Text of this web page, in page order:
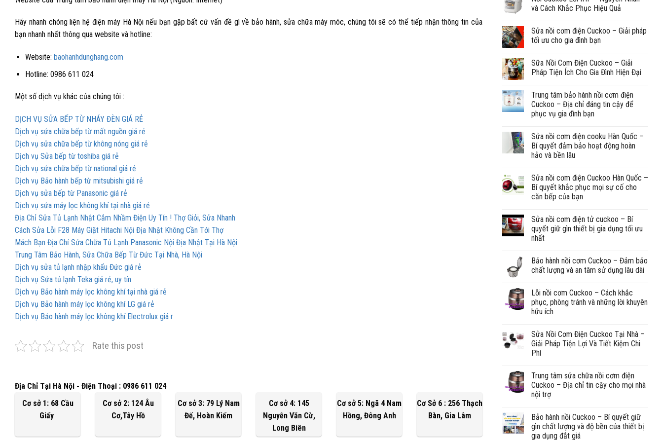
Hãy nhanh chóng liện hệ điện máy Hà Nội nếu bạn gặp bất cứ vấn đề gì về bảo hành, sửa chữa máy móc, chúng tôi sẽ có thể tiếp nhận thông tin của
bạn nhanh nhất thông qua website và hotline:
Website: baohanhdunghang.com
Hotline: 0986 611 024
Một số dịch vụ khác của chúng tôi :
DỊCH VỤ SỬA BẾP TỪ NHÁY ĐÈN GIÁ RẺ
Dịch vụ sửa chữa bếp từ mất nguồn giá rẻ
Dịch vụ sửa chữa bếp từ không nóng giá rẻ
Dịch vụ Sửa bếp từ toshiba giá rẻ
Dịch vụ sửa chữa bếp từ national giá rẻ
Dịch vụ Bảo hành bếp từ mitsubishi giá rẻ
Dịch vụ sửa bếp từ Panasonic giá rẻ
Dịch vụ sửa máy lọc không khí tại nhà giá rẻ
Địa Chỉ Sửa Tủ Lạnh Nhật Cắm Nhầm Điện Uy Tín ! Thợ Giỏi, Sửa Nhanh
Cách Sửa Lỗi F28 Máy Giặt Hitachi Nội Địa Nhật Không Cần Tới Thợ
Mách Bạn Địa Chỉ Sửa Chữa Tủ Lạnh Panasonic Nội Địa Nhật Tại Hà Nội
Trung Tâm Bảo Hành, Sửa Chữa Bếp Từ Đức Tại Nhà, Hà Nội
Dịch vụ sửa tủ lạnh nhập khẩu Đức giá rẻ
Dịch vụ Sửa tủ lạnh Teka giá rẻ, uy tín
Dịch vụ Bảo hành máy lọc không khí tại nhà giá rẻ
Dịch vụ Bảo hành máy lọc không khí LG giá rẻ
Dịch vụ Bảo hành máy lọc không khí Electrolux giá r
Rate this post
Địa Chỉ Tại Hà Nội - Điện Thoại : 0986 611 024
Cơ sở 1: 68 Cầu
Giấy
Cơ sở 2: 124 Âu
Cơ,Tây Hồ
Cơ sở 3: 79 Lý Nam
Đế, Hoàn Kiếm
Cơ sở 4: 145
Nguyễn Văn Cừ,
Long Biên
Cơ sở 5: Ngã 4 Nam
Hồng, Đông Anh
Cơ Sở 6 : 256 Thạch
Bàn, Gia Lâm
và Cách Khắc Phục Hiệu Quả
Sửa nồi cơm điện Cuckoo – Giải pháp
tối ưu cho gia đình bạn
Sữa Nồi Cơm Điện Cuckoo – Giải
Pháp Tiện Ích Cho Gia Đình Hiện Đại
Trung tâm bảo hành nồi cơm điện
Cuckoo – Địa chỉ đáng tin cậy để
phục vụ gia đình bạn
Sửa nồi cơm điện cooku Hàn Quốc –
Bí quyết đảm bảo hoạt động hoàn
hảo và bền lâu
Sửa nồi cơm điện Cuckoo Hàn Quốc –
Bí quyết khắc phục mọi sự cố cho
căn bếp của bạn
Sửa nồi cơm điện tử cuckoo – Bí
quyết giữ gìn thiết bị gia dụng tối ưu
nhất
Bảo hành nồi cơm Cuckoo – Đảm bảo
chất lượng và an tâm sử dụng lâu dài
Lỗi nồi cơm Cuckoo – Cách khắc
phục, phòng tránh và những lời khuyên
hữu ích
Sửa Nồi Cơm Điện Cuckoo Tại Nhà –
Giải Pháp Tiện Lợi Và Tiết Kiệm Chi
Phí
Trung tâm sửa chữa nồi cơm điện
Cuckoo – Địa chỉ tin cậy cho mọi nhà
nội trợ
Bảo hành nồi Cuckoo – Bí quyết giữ
gìn chất lượng và độ bền của thiết bị
gia dụng đắt giá